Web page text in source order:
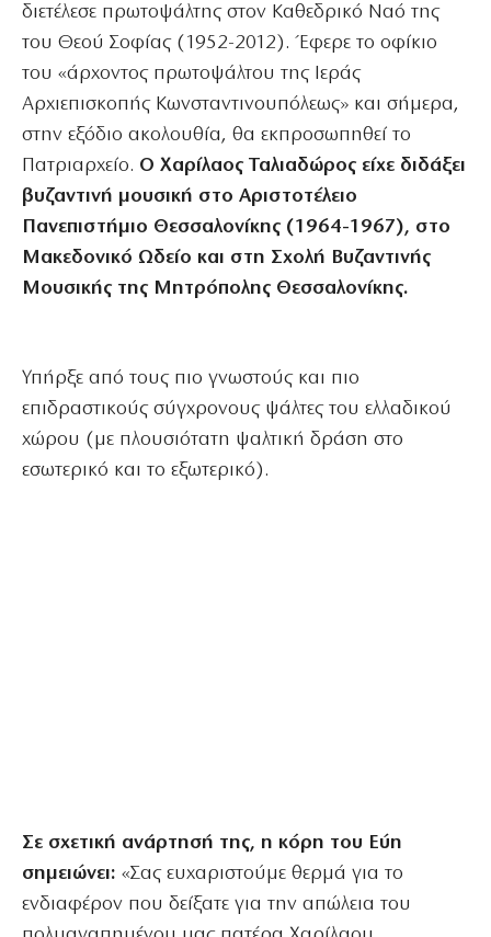
διετέλεσε πρωτοψάλτης στον Καθεδρικό Ναό της
του Θεού Σοφίας (1952-2012). Έφερε το οφίκιο
του «άρχοντος πρωτοψάλτου της Ιεράς
Αρχιεπισκοπής Κωνσταντινουπόλεως» και σήμερα,
στην εξόδιο ακολουθία, θα εκπροσωπηθεί το
Πατριαρχείο. Ο Χαρίλαος Ταλιαδώρος είχε διδάξει
βυζαντινή μουσική στο Αριστοτέλειο
Πανεπιστήμιο Θεσσαλονίκης (1964-1967), στο
Μακεδονικό Ωδείο και στη Σχολή Βυζαντινής
Μουσικής της Μητρόπολης Θεσσαλονίκης.
Υπήρξε από τους πιο γνωστούς και πιο
επιδραστικούς σύγχρονους ψάλτες του ελλαδικού
χώρου (με πλουσιότατη ψαλτική δράση στο
εσωτερικό και το εξωτερικό).
Σε σχετική ανάρτησή της, η κόρη του Εύη
σημειώνει: «Σας ευχαριστούμε θερμά για το
ενδιαφέρον που δείξατε για την απώλεια του